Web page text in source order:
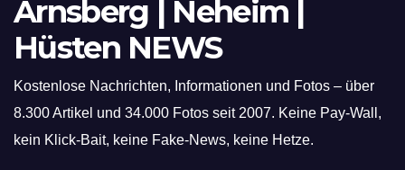
Arnsberg | Neheim |
Hüsten NEWS
Kostenlose Nachrichten, Informationen und Fotos – über
8.300 Artikel und 34.000 Fotos seit 2007. Keine Pay-Wall,
kein Klick-Bait, keine Fake-News, keine Hetze.